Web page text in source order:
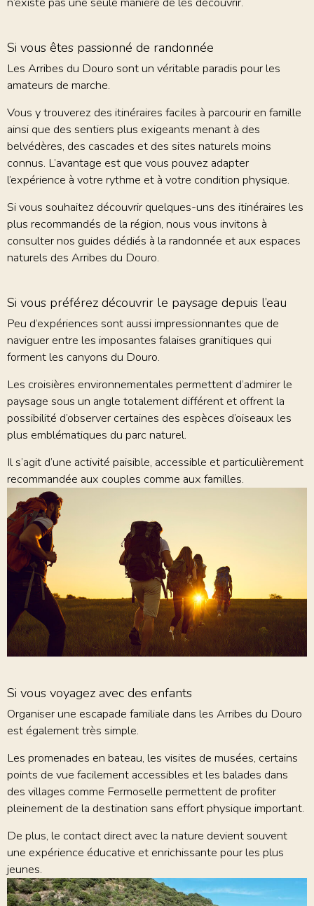
Si vous êtes passionné de randonnée
Les Arribes du Douro sont un véritable paradis pour les
amateurs de marche.
Vous y trouverez des itinéraires faciles à parcourir en famille
ainsi que des sentiers plus exigeants menant à des
belvédères, des cascades et des sites naturels moins
connus. L’avantage est que vous pouvez adapter
l’expérience à votre rythme et à votre condition physique.
Si vous souhaitez découvrir quelques-uns des itinéraires les
plus recommandés de la région, nous vous invitons à
consulter nos guides dédiés à la randonnée et aux espaces
naturels des Arribes du Douro.
Si vous préférez découvrir le paysage depuis l’eau
Peu d’expériences sont aussi impressionnantes que de
naviguer entre les imposantes falaises granitiques qui
forment les canyons du Douro.
Les croisières environnementales permettent d’admirer le
paysage sous un angle totalement différent et offrent la
possibilité d’observer certaines des espèces d’oiseaux les
plus emblématiques du parc naturel.
Il s’agit d’une activité paisible, accessible et particulièrement
recommandée aux couples comme aux familles.
Si vous voyagez avec des enfants
Organiser une escapade familiale dans les Arribes du Douro
est également très simple.
Les promenades en bateau, les visites de musées, certains
points de vue facilement accessibles et les balades dans
des villages comme Fermoselle permettent de profiter
pleinement de la destination sans effort physique important.
De plus, le contact direct avec la nature devient souvent
une expérience éducative et enrichissante pour les plus
jeunes.